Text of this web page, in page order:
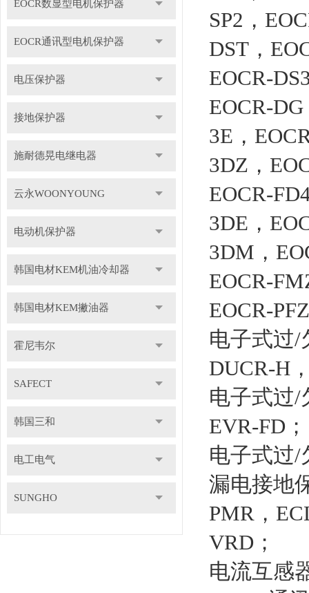
EOCR数显型电机保护器
EOCR通讯型电机保护器
电压保护器
接地保护器
施耐德晃电继电器
云永WOONYOUNG
电动机保护器
韩国电材KEM机油冷却器
韩国电材KEM撇油器
霍尼韦尔
SAFECT
韩国三和
电工电气
SUNGHO
SP2，
DST，
EOCR-
EOCR-
3E，
3DZ，
EOCR-
3DE，
3DM，
EOCR-
EOCR-
电子式过/
DUCR-H
电子式过/
EVR-FD；
电子式过/
漏电接地
PMR，
VRD；
电流互感